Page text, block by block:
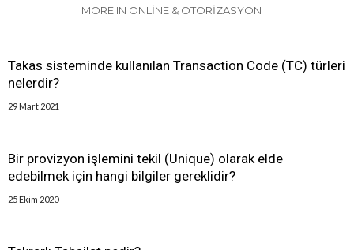
MORE IN ONLINE & OTORIZASYON
Takas sisteminde kullanılan Transaction Code (TC) türleri
nelerdir?
29 Mart 2021
Bir provizyon işlemini tekil (Unique) olarak elde
edebilmek için hangi bilgiler gereklidir?
25 Ekim 2020